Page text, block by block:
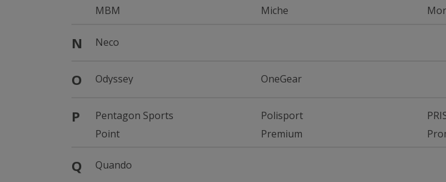
MBM
Miche
N Neco
O Odyssey OneGear
P
Pentagon Sports
Point
Polisport
Premium
Q Quando